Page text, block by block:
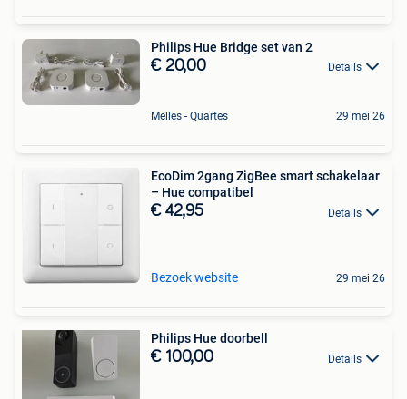
Philips Hue Bridge set van 2
€ 20,00 Details
Melles - Quartes 29 mei 26
EcoDim 2gang ZigBee smart schakelaar
– Hue compatibel
€ 42,95 Details
Bezoek website 29 mei 26
Philips Hue doorbell
€ 100,00 Details